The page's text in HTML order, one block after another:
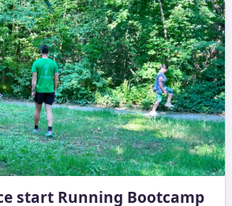
start Running Bootcamp